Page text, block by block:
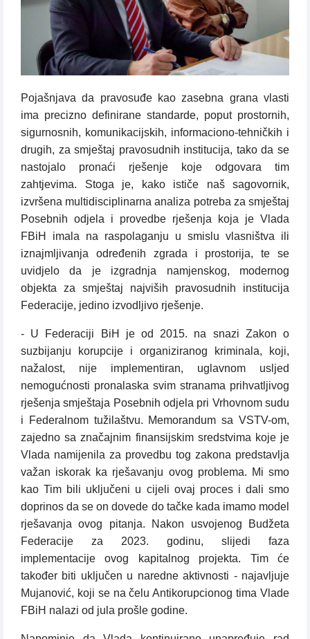
Pojašnjava da pravosuđe kao zasebna grana vlasti
ima precizno definirane standarde, poput prostornih,
sigurnosnih, komunikacijskih, informaciono-tehničkih i
drugih, za smještaj pravosudnih institucija, tako da se
nastojalo pronaći rješenje koje odgovara tim
zahtjevima. Stoga je, kako ističe naš sagovornik,
izvršena multidisciplinarna analiza potreba za smještaj
Posebnih odjela i provedbe rješenja koja je Vlada
FBiH imala na raspolaganju u smislu vlasništva ili
iznajmljivanja određenih zgrada i prostorija, te se
uvidjelo da je izgradnja namjenskog, modernog
objekta za smještaj najviših pravosudnih institucija
Federacije, jedino izvodljivo rješenje.
- U Federaciji BiH je od 2015. na snazi Zakon o
suzbijanju korupcije i organiziranog kriminala, koji,
nažalost, nije implementiran, uglavnom usljed
nemogućnosti pronalaska svim stranama prihvatljivog
rješenja smještaja Posebnih odjela pri Vrhovnom sudu
i Federalnom tužilaštvu. Memorandum sa VSTV-om,
zajedno sa značajnim finansijskim sredstvima koje je
Vlada namijenila za provedbu tog zakona predstavlja
važan iskorak ka rješavanju ovog problema. Mi smo
kao Tim bili uključeni u cijeli ovaj proces i dali smo
doprinos da se on dovede do tačke kada imamo model
rješavanja ovog pitanja. Nakon usvojenog Budžeta
Federacije za 2023. godinu, slijedi faza
implementacije ovog kapitalnog projekta. Tim će
također biti uključen u naredne aktivnosti - najavljuje
Mujanović, koji se na čelu Antikorupcionog tima Vlade
FBiH nalazi od jula prošle godine.